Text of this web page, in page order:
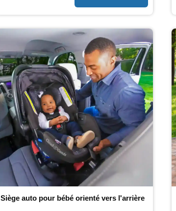
Siège auto pour bébé orienté vers l'arrière